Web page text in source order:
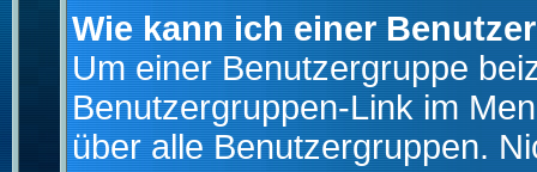
Wie kann ich einer
Um einer Benutzergruppe
Benutzergruppen-Link im
über alle Benutzergruppen.